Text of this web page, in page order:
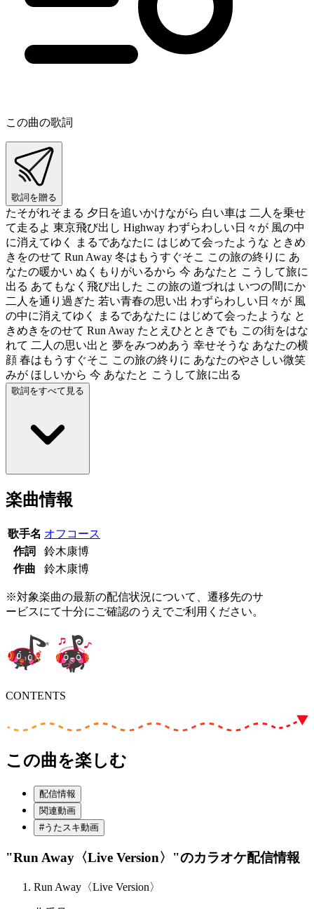
この曲の歌詞
歌詞を贈る
たそがれそまる 夕日を追いかけながら 白い車は 二人を乗せ
て走るよ 東京飛び出し Highway わずらわしい日々が 風の中
に消えてゆく まるであなたに はじめて会ったような ときめ
きをのせて Run Away 冬はもうすぐそこ この旅の終りに あ
なたの暖かい ぬくもりがいるから 今 あなたと こうして旅に
出る あてもなく飛び出した この旅の道づれは いつの間にか
二人を通り過ぎた 若い青春の思い出 わずらわしい日々が 風
の中に消えてゆく まるであなたに はじめて会ったような と
きめきをのせて Run Away たとえひとときでも この街をはな
れて 二人の思い出と 夢をみつめあう 幸せそうな あなたの横
顔 春はもうすぐそこ この旅の終りに あなたのやさしい微笑
みが ほしいから 今 あなたと こうして旅に出る
歌詞をすべて見る
楽曲情報
歌手名 オフコース
作詞
鈴木康博
作曲
鈴木康博
※対象楽曲の最新の配信状況について、遷移先のサ
ービスにて十分にご確認のうえでご利用ください。
CONTENTS
この曲を楽しむ
配信情報
関連動画
#うたスキ動画
"Run Away〈Live Version〉"のカラオケ配信情報
Run Away〈Live Version〉